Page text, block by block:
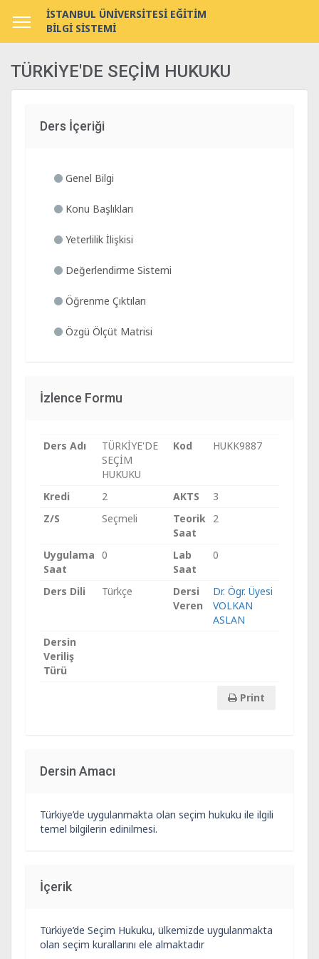
İSTANBUL ÜNİVERSİTESİ EĞİTİM
BİLGİ SİSTEMİ
TÜRKİYE'DE SEÇİM HUKUKU
Ders İçeriği
Genel Bilgi
Konu Başlıkları
Yeterlilik İlişkisi
Değerlendirme Sistemi
Öğrenme Çıktıları
Özgü Ölçüt Matrisi
İzlence Formu
Ders Adı
TÜRKİYE'DE
SEÇİM
HUKUKU
Kod HUKK9887
Kredi 2 AKTS
3
Z/S
Seçmeli
Teorik
Saat
2
Uygulama
Saat
0
Lab
Saat
0
Ders Dili Türkçe
Dersi
Veren
Dr. Ögr. Üyesi
VOLKAN
ASLAN
Dersin
Veriliş
Türü
Print
Dersin Amacı
Türkiye’de uygulanmakta olan seçim hukuku ile ilgili
temel bilgilerin edinilmesi.
İçerik
Türkiye’de Seçim Hukuku, ülkemizde uygulanmakta
olan seçim kurallarını ele almaktadır